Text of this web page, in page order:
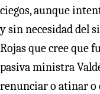
ciegos, aunque
y sin necesidad del
Rojas que cree que
pasiva ministra
renunciar o atinar o